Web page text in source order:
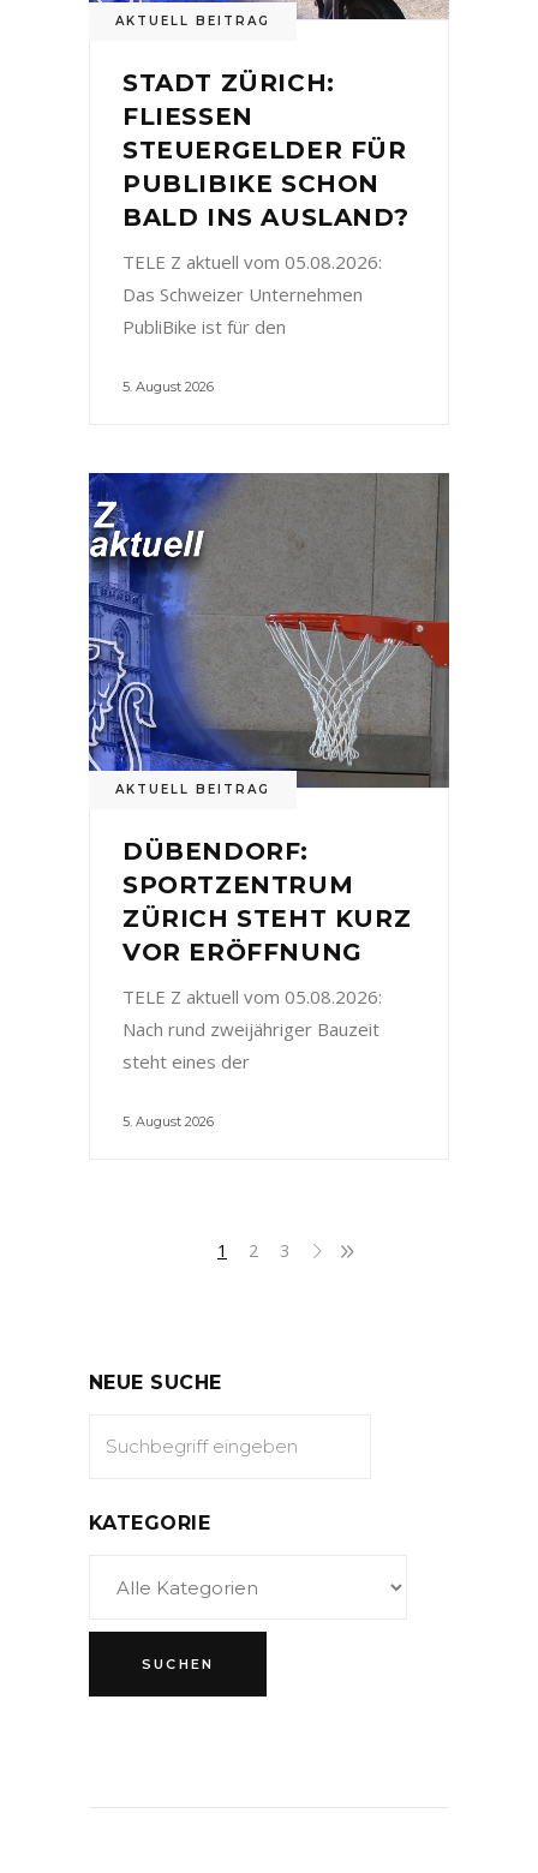
AKTUELL BEITRAG
STADT ZÜRICH:
FLIESSEN
STEUERGELDER FÜR
PUBLIBIKE SCHON
BALD INS AUSLAND?
TELE Z aktuell vom 05.08.2026:
Das Schweizer Unternehmen
PubliBike ist für den
5. August 2026
AKTUELL BEITRAG
DÜBENDORF:
SPORTZENTRUM
ZÜRICH STEHT KURZ
VOR ERÖFFNUNG
TELE Z aktuell vom 05.08.2026:
Nach rund zweijähriger Bauzeit
steht eines der
5. August 2026
1 2 3
NEUE SUCHE
KATEGORIE